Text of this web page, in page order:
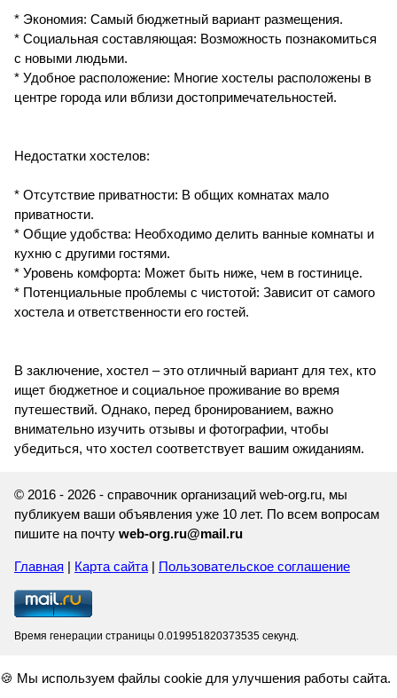
* Экономия: Самый бюджетный вариант размещения.
* Социальная составляющая: Возможность познакомиться
с новыми людьми.
* Удобное расположение: Многие хостелы расположены в
центре города или вблизи достопримечательностей.
Недостатки хостелов:
* Отсутствие приватности: В общих комнатах мало
приватности.
* Общие удобства: Необходимо делить ванные комнаты и
кухню с другими гостями.
* Уровень комфорта: Может быть ниже, чем в гостинице.
* Потенциальные проблемы с чистотой: Зависит от самого
хостела и ответственности его гостей.
В заключение, хостел – это отличный вариант для тех, кто
ищет бюджетное и социальное проживание во время
путешествий. Однако, перед бронированием, важно
внимательно изучить отзывы и фотографии, чтобы
убедиться, что хостел соответствует вашим ожиданиям.
© 2016 - 2026 - справочник организаций web-org.ru, мы
публикуем ваши объявления уже 10 лет. По всем вопросам
пишите на почту web-org.ru@mail.ru
Главная | Карта сайта| Пользовательское соглашение
Время генерации страницы 0.019951820373535 секунд.
🍪 Мы используем файлы cookie для улучшения работы сайта.